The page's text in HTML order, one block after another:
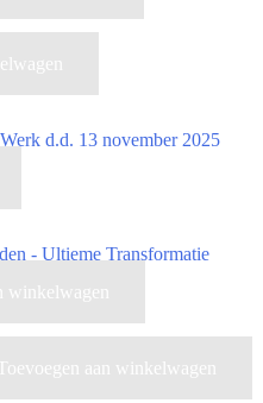
d.d. 13 november 2025
- Ultieme Transformatie
winkelwagen
Toevoegen aan winkelwagen